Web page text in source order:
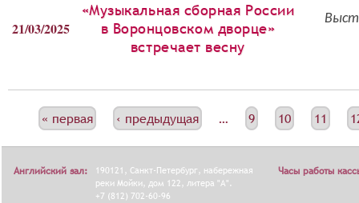
21/03/2025
«Музыкальная сборная России
в Воронцовском дворце»
встречает весну
Р
« первая ‹ предыдущая … 9 10 11
Английский зал:
190121, Санкт-Петербург, набережная
реки Мойки, дом 122, литера "А".
+7 (812) 702-60-96
Часы работы